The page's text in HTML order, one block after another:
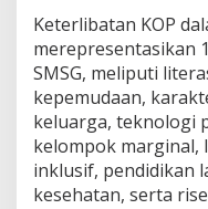
Keterlibatan KOP
merepresentasikan
SMSG, meliputi
kepemudaan,
keluarga, teknologi
kelompok marginal,
inklusif, pendidikan
kesehatan, serta